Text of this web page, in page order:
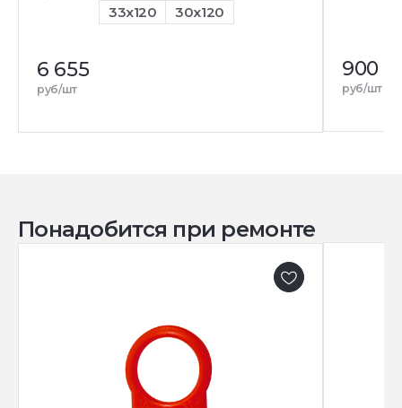
33x120 30x120
6 655
руб/шт
900
руб/шт
Понадобится при ремонте